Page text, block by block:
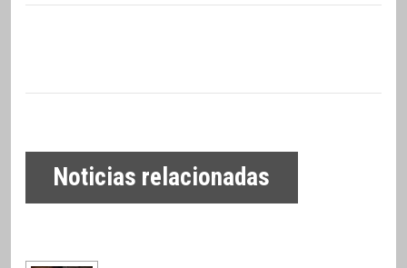
Noticias relacionadas